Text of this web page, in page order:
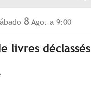
8 Ago. a 9:00
livres déclassés